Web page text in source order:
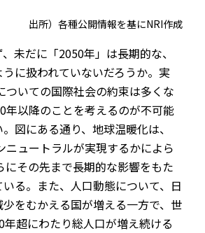
出所）各種公開情報を基にNRI作成
未だに「2050年」は長期的な、
に扱われていないだろうか。実
ついての国際社会の約束は多くな
年以降のことを考えるのが不可能
図にある通り、地球温暖化は、
ニュートラルが実現するかによら
にその先まで長期的な影響をもた
る。また、人口動態について、日
をむかえる国が増える一方で、世
超にわたり総人口が増え続ける